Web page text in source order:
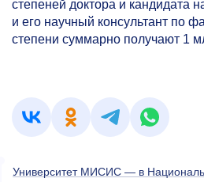
степеней доктора и кандидата
и его научный консультант по
степени суммарно получают 1
Университет МИСИС — в